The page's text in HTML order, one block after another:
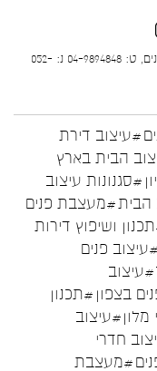
הילית קרש עיצוב ואדריכלות פנים, מושב הבונים, ט: 04-9894848 נ: 052-
#עיצוב דירת
הבית בארץ
#סגנונות עיצוב
הבית#מעצבת פנים
ושיפוץ דירות
#עיצוב פנים
#עיצוב
בצפון #תכנון
#עיצוב
חדרי
#מעצבת